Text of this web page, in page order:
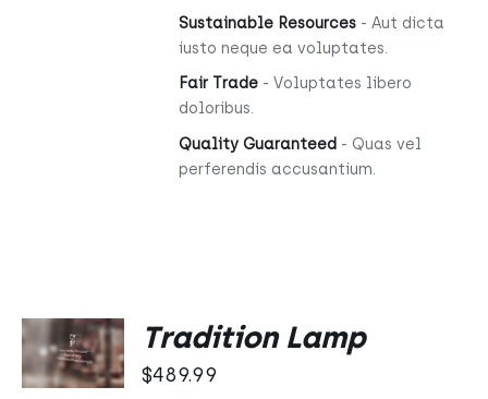
Sustainable Resources- Aut dicta
iusto neque ea voluptates.
Fair Trade- Voluptates libero
doloribus.
Quality Guaranteed - Quas vel
perferendis accusantium.
DO
KOSZYKA
/
Tradition Lamp
$489.99